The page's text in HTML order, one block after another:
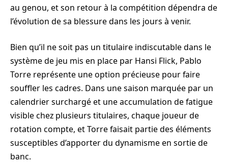
au genou, et son retour à la compétition dépendra de
l’évolution de sa blessure dans les jours à venir.
Bien qu’il ne soit pas un titulaire indiscutable dans le
système de jeu mis en place par Hansi Flick, Pablo
Torre représente une option précieuse pour faire
souffler les cadres. Dans une saison marquée par un
calendrier surchargé et une accumulation de fatigue
visible chez plusieurs titulaires, chaque joueur de
rotation compte, et Torre faisait partie des éléments
susceptibles d’apporter du dynamisme en sortie de
banc.